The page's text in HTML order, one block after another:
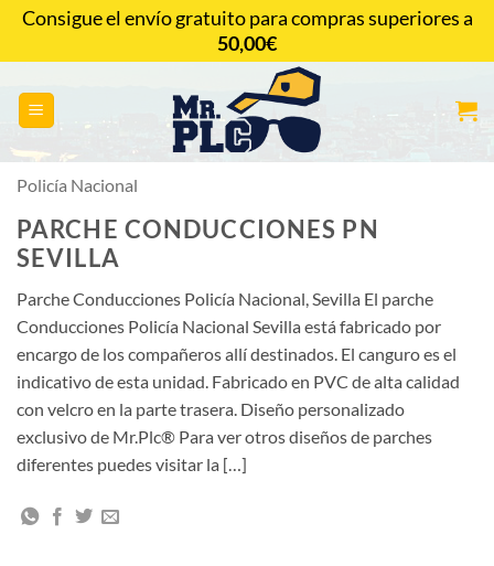
Saltar
contenido
CONTACTAR
Policía Nacional
PARCHE CONDUCCIONES PN
SEVILLA
Parche Conducciones Policía Nacional, Sevilla El parche
Conducciones Policía Nacional Sevilla está fabricado por
encargo de los compañeros allí destinados. El canguro es el
indicativo de esta unidad. Fabricado en PVC de alta calidad
con velcro en la parte trasera. Diseño personalizado
exclusivo de Mr.Plc® Para ver otros diseños de parches
diferentes puedes visitar la […]
Consigue el envío gratuito para compras superiores a
50,00€